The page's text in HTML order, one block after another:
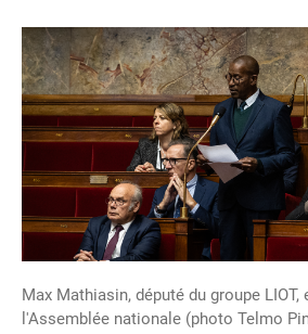
Max Mathiasin, député du groupe LIOT,
l'Assemblée nationale (photo Telmo